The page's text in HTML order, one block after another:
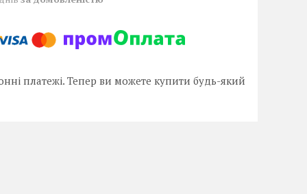
платежі. Тепер ви можете купити будь-який